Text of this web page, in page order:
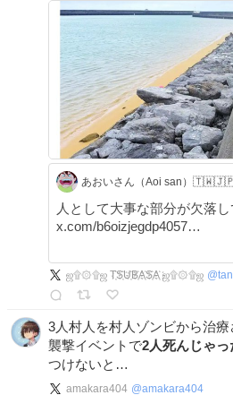
あおいさん（Aoi san）
人として大事な部分が欠落し
x.com/b6oizjegdp4057…
ஜ۩۞۩ஜ T҉S҉U҉B҉A҉S҉A҉ ஜ۩۞۩ஜ @
3人村人を村人ゾンビから治
襲撃イベントで2人死んじゃっ
つけないと…
amakara404 @amakara404